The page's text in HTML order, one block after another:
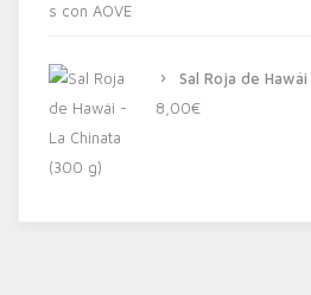
Sal Roja de
8,00€